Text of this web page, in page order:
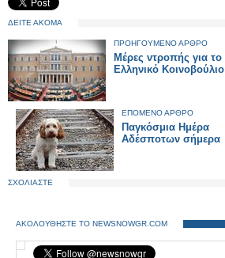
ΔΕΙΤΕ ΑΚΟΜΑ
ΠΡΟΗΓΟΥΜΕΝΟ ΑΡΘΡΟ
Μέρες ντροπής για το
Ελληνικό Κοινοβούλιο
ΕΠΟΜΕΝΟ ΑΡΘΡΟ
Παγκόσμια Ημέρα
Αδέσποτων σήμερα
ΣΧΟΛΙΑΣΤΕ
ΑΚΟΛΟΥΘΗΣΤΕ ΤΟ NEWSNOWGR.COM